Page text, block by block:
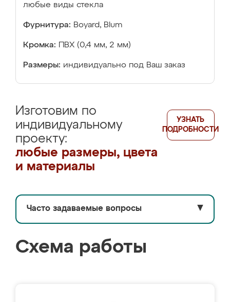
любые виды стекла
Фурнитура: Boyard, Blum
Кромка: ПВХ (0,4 мм, 2 мм)
Размеры: индивидуально под Ваш заказ
Изготовим по
индивидуальному
проекту:
любые размеры, цвета
и материалы
УЗНАТЬ
ПОДРОБНОСТИ
Часто задаваемые вопросы ▼
Схема работы